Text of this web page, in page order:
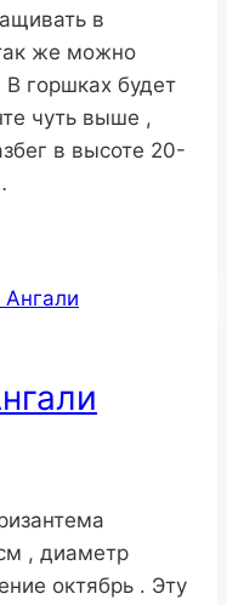
в
же можно
горшках будет
чуть выше ,
в высоте 20-
, диаметр
октябрь . Эту